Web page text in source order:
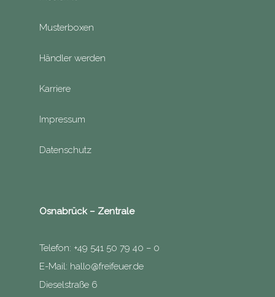
Musterboxen
Händler werden
Karriere
Impressum
Datenschutz
Osnabrück – Zentrale
Telefon: +49 541 50 79 40 – 0
E-Mail: hallo@freifeuer.de
Dieselstraße 6